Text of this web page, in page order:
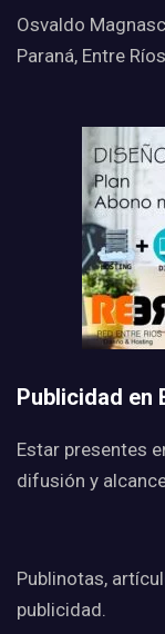
Osvaldo
Paraná, Entre
Publicidad en
Estar presentes
difusión y
Publinotas,
publicidad.